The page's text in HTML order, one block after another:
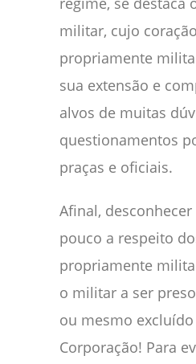
militar, cujo
propriamente
sua extensão e
alvos de muitas
questionamentos
praças e oficiais.
Afinal,
pouco a respeito
propriamente
o militar a ser
ou mesmo excluído
Corporação! Para